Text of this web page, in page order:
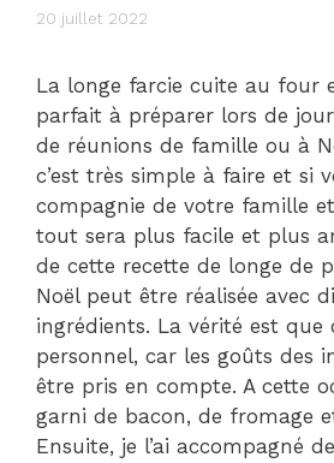
20 juillet 2022
La longe farcie cuite au four
parfait à préparer lors de
de réunions de famille ou à
c’est très simple à faire et si
compagnie de votre famille
tout sera plus facile et plus
de cette recette de longe de
Noël peut être réalisée avec
ingrédients. La vérité est que
personnel, car les goûts des
être pris en compte. A cette
garni de bacon, de fromage
Ensuite, je l’ai accompagné